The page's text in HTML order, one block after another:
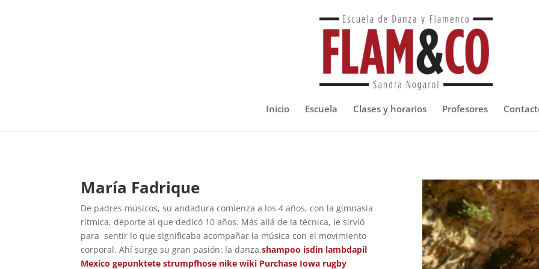
Inicio Escuela Clases y horarios Profesores
María Fadrique
De padres músicos, su andadura comienza a los 4 años, con la gimnasia
rítmica, deporte al que dedicó 10 años. Más allá de la técnica, le sirvió
para sentir lo que significaba acompañar la música con el movimiento
corporal. Ahí surge su gran pasión: la danza.shampoo isdin lambdapil
Mexico gepunktete strumpfhose nike wiki Purchase Iowa rugby